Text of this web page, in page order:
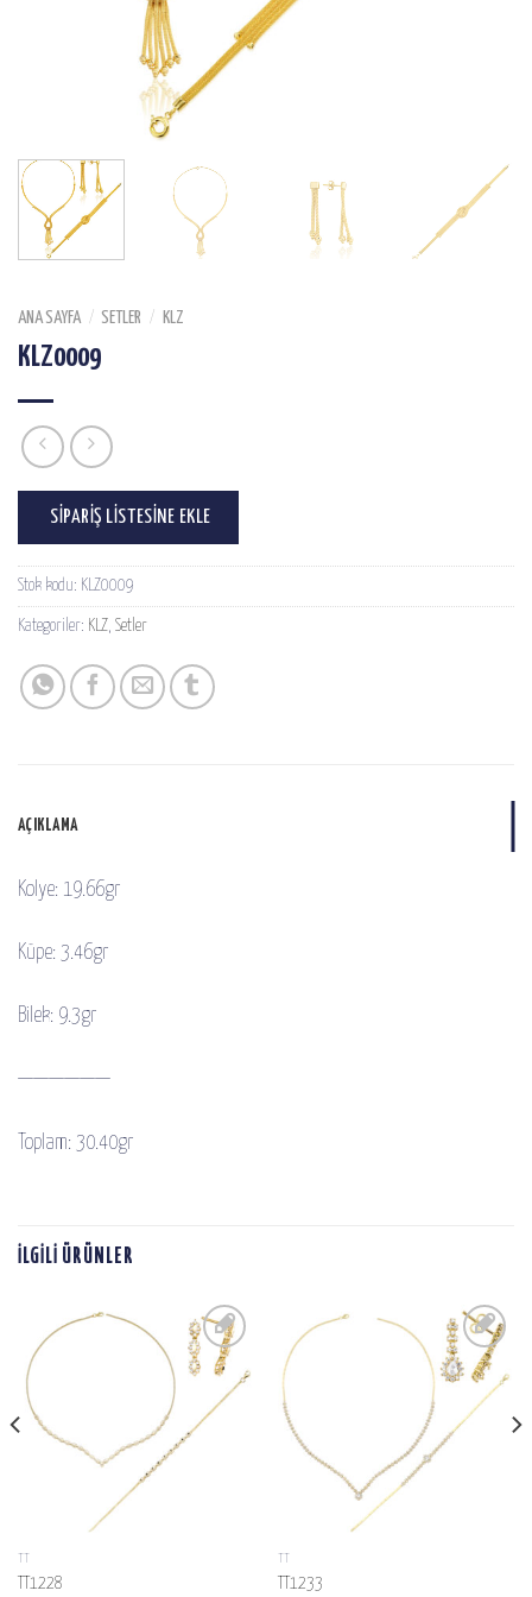
ANA SAYFA / SETLER / KLZ
KLZ0009
SIPARIŞ LISTESINE EKLE
Stok kodu: KLZ0009
Kategoriler: KLZ, Setler
AÇIKLAMA
Kolye: 19.66gr
Küpe: 3.46gr
Bilek: 9.3gr
——————
Toplam: 30.40gr
İLGILI ÜRÜNLER
SIPARIŞ
LISTESINE
TT
TT1228
SIPARIŞ
LISTESINE
EKLE
TT
TT1233